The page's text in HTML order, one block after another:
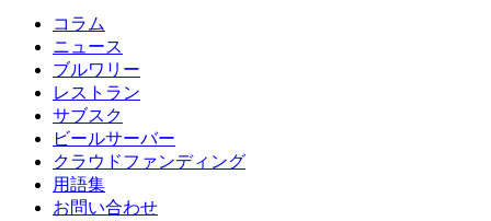
コラム
ニュース
ブルワリー
レストラン
サブスク
ビールサーバー
クラウドファンディング
用語集
お問い合わせ